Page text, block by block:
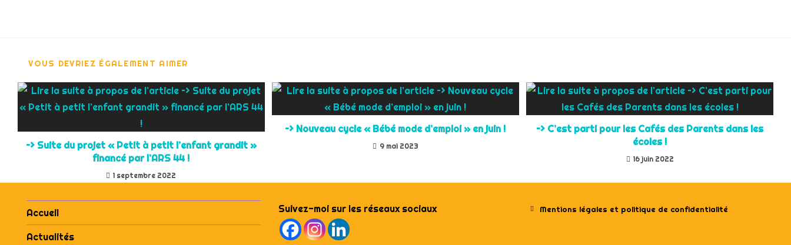
VOUS DEVRIEZ ÉGALEMENT AIMER
–> Suite du projet « Petit à petit l’enfant grandit »
financé par l’ARS 44 !
1 septembre 2022
–> Nouveau cycle « Bébé mode d’emploi » en juin !
9 mai 2023
–> C’est parti pour les Cafés des Parents dans les
écoles !
16 juin 2022
Accueil
Actualités
Suivez-moi sur les réseaux sociaux Mentions légales et politique de confidentialité